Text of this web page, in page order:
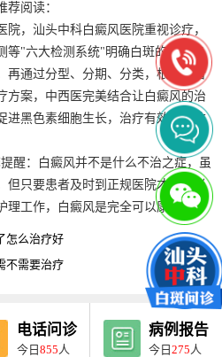
阅读：
，汕头中科白癜风医院重视诊疗，
等"六大检测系统"明确白斑的病因与
再通过分型、分期、分类，根据患者
方案，中西医完美结合让白癜风的治
进黑色素细胞生长，治疗有效率高达
醒：白癜风并不是什么不治之症，虽
但只要患者及时到正规医院才去适当
理工作，白癜风是完全可以康复的。
怎么治疗好
不需要治疗
电话问诊
今日855 人
病例报告
今日275 人